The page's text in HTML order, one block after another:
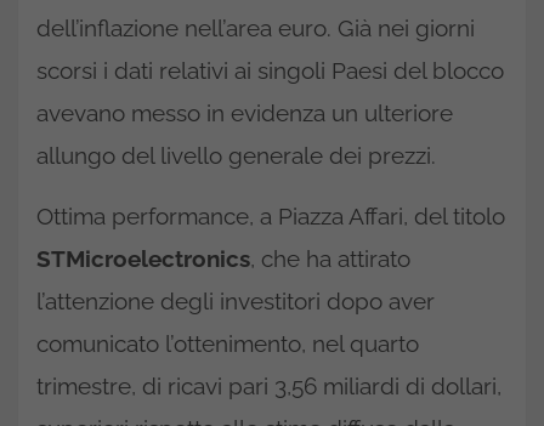
dell’inflazione nell’area euro. Già nei giorni
scorsi i dati relativi ai singoli Paesi del blocco
avevano messo in evidenza un ulteriore
allungo del livello generale dei prezzi.
Ottima performance, a Piazza Affari, del titolo
STMicroelectronics, che ha attirato
l’attenzione degli investitori dopo aver
comunicato l’ottenimento, nel quarto
trimestre, di ricavi pari 3,56 miliardi di dollari,